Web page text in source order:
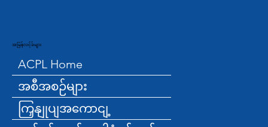
အမြန်လင့်ခ်များ
ACPL Home
အစီအစဉ်များ
ကြှနျုပျအကောငျ့